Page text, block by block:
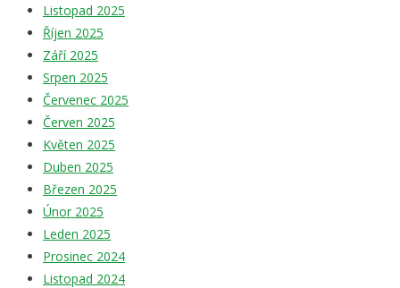
Listopad 2025
Říjen 2025
Září 2025
Srpen 2025
Červenec 2025
Červen 2025
Květen 2025
Duben 2025
Březen 2025
Únor 2025
Leden 2025
Prosinec 2024
Listopad 2024